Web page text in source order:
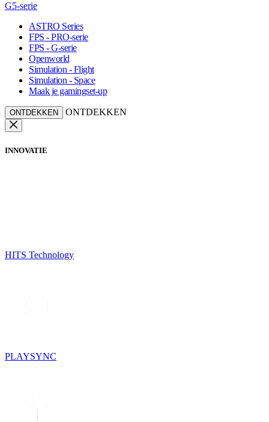
G5-serie
ASTRO Series
FPS - PRO-serie
FPS - G-serie
Openworld
Simulation - Flight
Simulation - Space
Maak je gamingset-up
ONTDEKKEN ONTDEKKEN
INNOVATIE
HITS Technology
PLAYSYNC